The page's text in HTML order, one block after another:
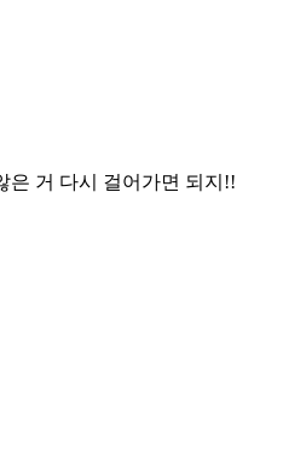
은 거 다시 걸어가면 되지!!